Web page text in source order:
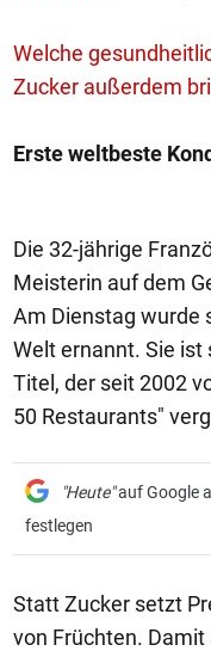
Welche
Zucker außerdem
Erste weltbeste
Die 32-jährige
Meisterin auf dem
Am Dienstag wurde
Welt ernannt. Sie
Titel, der seit 2002
50 Restaurants"
"Heute"auf Google
festlegen
Statt Zucker setzt
von Früchten.